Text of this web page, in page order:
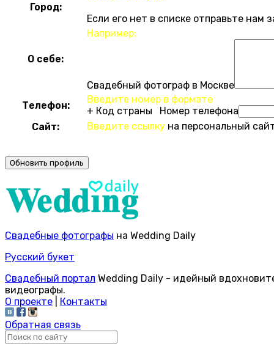
Город:
Если его нет в списке отправьте нам
О себе:
Например:
Свадебный фотограф в Москве
Телефон:
Введите номер в формате
+ Код страны Номер телефона
Сайт:
Введите ссылку на персональный
Свадебные фотографы на Wedding Daily
Русский букет
Свадебный портал Wedding Daily - идейный
видеографы.
О проекте
Контакты
Обратная связь